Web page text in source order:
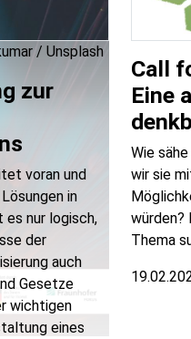
/ Unsplash
zur
voran und
in
es nur logisch,
der
auch
Gesetze
wichtigen
eines
Call
Eine
Wie
wir sie
würden?
Thema